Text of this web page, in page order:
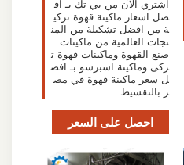
اشتري الآن من بي تك بـ اف
ضل اسعار ماكينة قهوة تركي
ة من افضل تشكيلة من المن
تجات العالمية من ماكينات
صنع القهوة وماكينات قهوة ت
ركى وماكينة اسبرسو بـ افض
ل سعر ماكينة قهوة في مص
ر بالتقسيط..
احصل على السعر